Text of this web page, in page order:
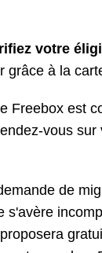
votre
grâce à la
Freebox est
vous sur
de
s'avère